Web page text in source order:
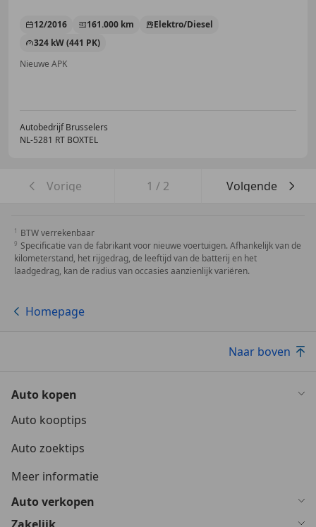
12/2016 161.000 km
Elektro/Diesel
324 kW (441 PK)
Nieuwe APK
Autobedrijf Brusselers
NL-5281 RT BOXTEL
Vorige 1 / 2 Volgende
BTW verrekenbaar
Specificatie van de fabrikant voor nieuwe voertuigen. Afhankelijk van de
kilometerstand, het rijgedrag, de leeftijd van de batterij en het
laadgedrag, kan de radius van occasies aanzienlijk variëren.
Homepage
Naar boven
Auto kopen
Auto kooptips
Auto zoektips
Meer informatie
Auto verkopen